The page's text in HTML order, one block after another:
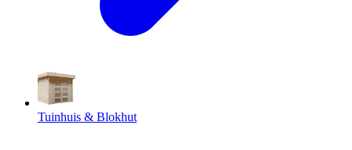
Tuinhuis & Blokhut